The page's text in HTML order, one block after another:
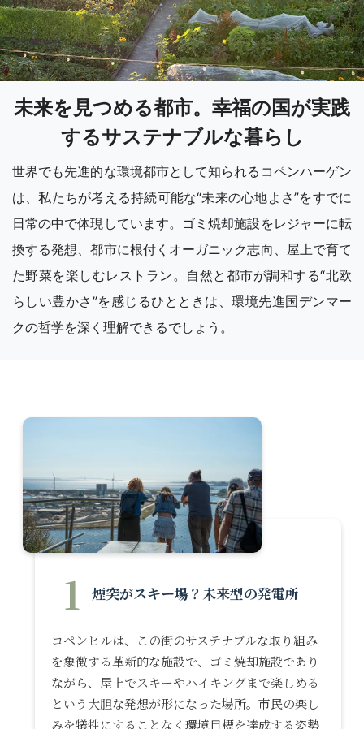
未来を見つめる都市。幸福の国が実践
するサステナブルな暮らし
世界でも先進的な環境都市として知られるコペンハーゲン
は、私たちが考える持続可能な“未来の心地よさ”をすでに
日常の中で体現しています。ゴミ焼却施設をレジャーに転
換する発想、都市に根付くオーガニック志向、屋上で育て
た野菜を楽しむレストラン。自然と都市が調和する“北欧
らしい豊かさ”を感じるひとときは、環境先進国デンマー
クの哲学を深く理解できるでしょう。
1 煙突がスキー場？未来型の発電所
コペンヒルは、この街のサステナブルな取り組み
を象徴する革新的な施設で、ゴミ焼却施設であり
ながら、屋上でスキーやハイキングまで楽しめる
という大胆な発想が形になった場所。市民の楽し
みを犠牲にすることなく環境目標を達成する姿勢